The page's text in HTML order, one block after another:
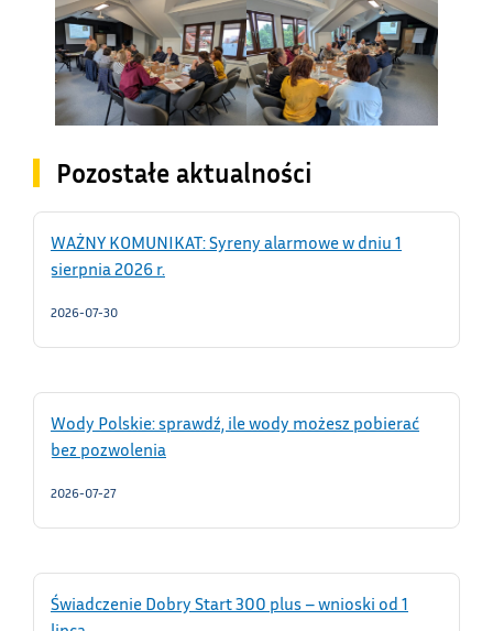
Pozostałe aktualności
WAŻNY KOMUNIKAT: Syreny alarmowe w dniu 1
sierpnia 2026 r.
2026-07-30
Wody Polskie: sprawdź, ile wody możesz pobierać
bez pozwolenia
2026-07-27
Świadczenie Dobry Start 300 plus – wnioski od 1